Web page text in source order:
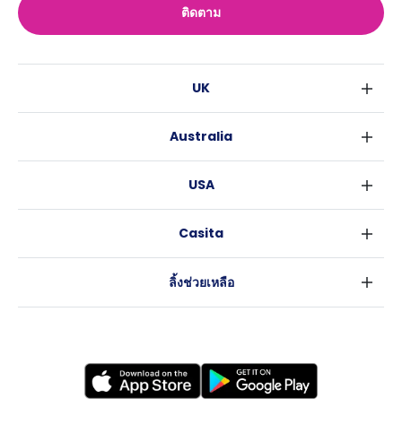
ติดตาม
UK
เอดินเบอระ
ลีดส์
โคเวนทรี
เลสเตอร์
Australia
บริสเบน
อะเดลายด์
USA
แอตแลนตา
Casita
ลิ้งช่วยเหลือ